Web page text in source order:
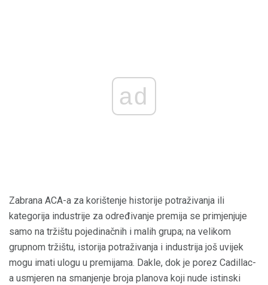
ad
Zabrana ACA-a za korištenje historije potraživanja ili
kategorija industrije za određivanje premija se primjenjuje
samo na tržištu pojedinačnih i malih grupa; na velikom
grupnom tržištu, istorija potraživanja i industrija još uvijek
mogu imati ulogu u premijama. Dakle, dok je porez Cadillac-
a usmjeren na smanjenje broja planova koji nude istinski